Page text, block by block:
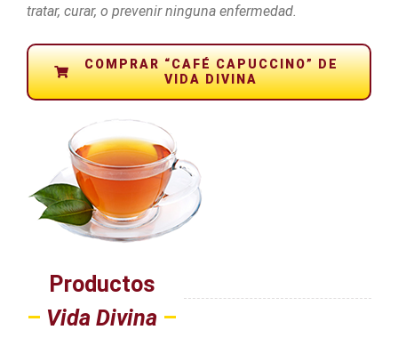
tratar, curar, o prevenir ninguna enfermedad.
COMPRAR “CAFÉ CAPUCCINO” DE
VIDA DIVINA
Productos
– Vida Divina –